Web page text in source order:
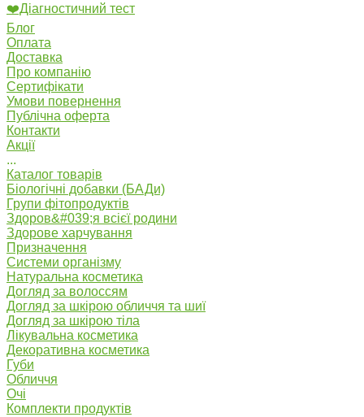
❤️Діагностичний тест
Блог
Оплата
Доставка
Про компанію
Сертифікати
Умови повернення
Публічна оферта
Контакти
Акції
...
Каталог товарів
Біологічні добавки (БАДи)
Групи фітопродуктів
Здоров&#039;я всієї родини
Здорове харчування
Призначення
Системи організму
Натуральна косметика
Догляд за волоссям
Догляд за шкірою обличчя та шиї
Догляд за шкірою тіла
Лікувальна косметика
Декоративна косметика
Губи
Обличчя
Очі
Комплекти продуктів